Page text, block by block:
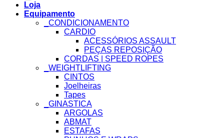
Loja
Equipamento
_CONDICIONAMENTO
CARDIO
ACESSÓRIOS ASSAULT
PEÇAS REPOSIÇÃO
CORDAS | SPEED ROPES
_WEIGHTLIFTING
CINTOS
Joelheiras
Tapes
_GINASTICA
ARGOLAS
ABMAT
ESTAFAS